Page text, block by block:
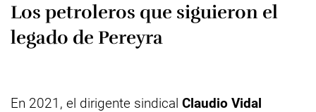
Los petroleros que siguieron el
legado de Pereyra
En 2021, el dirigente sindical Claudio Vidal